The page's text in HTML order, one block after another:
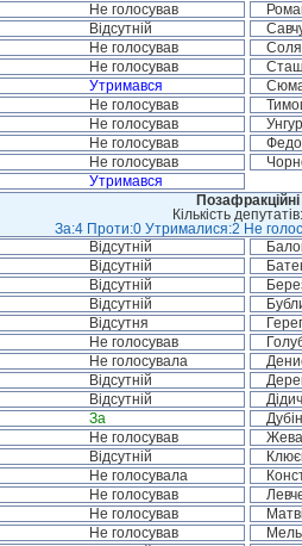
Не голосував
Відсутній
Не голосував
Не голосував
Утримався
Не голосував
Не голосував
Не голосував
Не голосував
Утримався
Позафракційні
Кількість
За:4 Проти:0 Утрималися:2 Не
Відсутній
Відсутній
Відсутній
Відсутній
Відсутня
Не голосував
Не голосувала
Відсутній
Відсутній
За
Не голосував
Відсутній
Не голосувала
Не голосував
Не голосував
Не голосував